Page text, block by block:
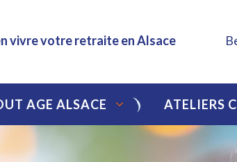
vivre votre retraite en Alsace
AGE ALSACE ATELIERS